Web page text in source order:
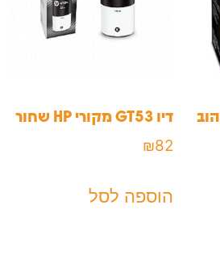
דיו GT53 מקורי HP שחור
₪82
הוספה לסל